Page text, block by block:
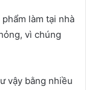
làm tại nhà
vì chúng
vậy bằng nhiều